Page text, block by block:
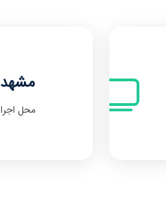
مشهد
محل اجرا